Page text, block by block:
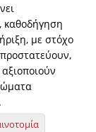
καθοδήγηση
με στόχο